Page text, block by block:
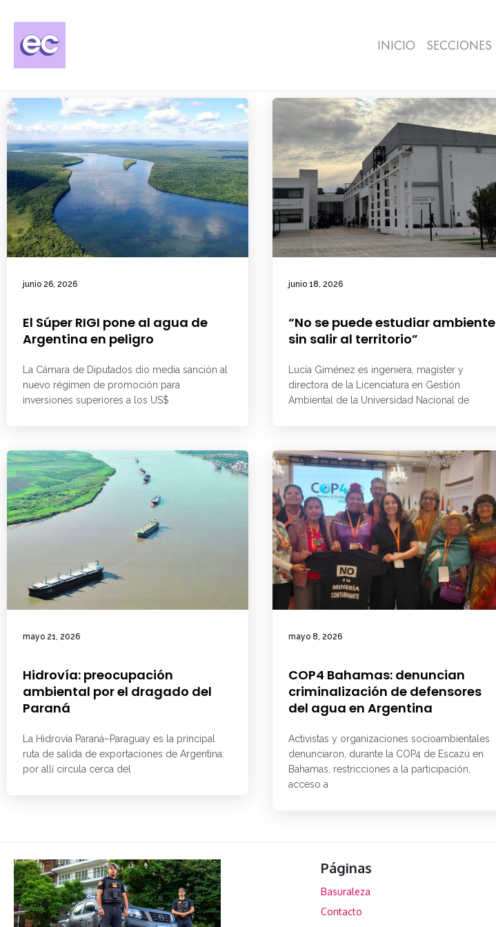
INICIO SECCIONES
junio 26, 2026
El Súper RIGI pone al agua de
Argentina en peligro
La Cámara de Diputados dio media sanción al
nuevo régimen de promoción para
inversiones superiores a los US$
junio 18, 2026
“No se puede estudiar ambiente
sin salir al territorio”
Lucía Giménez es ingeniera, magíster y
directora de la Licenciatura en Gestión
Ambiental de la Universidad Nacional de
mayo 21, 2026
Hidrovía: preocupación
ambiental por el dragado del
Paraná
La Hidrovía Paraná–Paraguay es la principal
ruta de salida de exportaciones de Argentina:
por allí circula cerca del
mayo 8, 2026
COP4 Bahamas: denuncian
criminalización de defensores
del agua en Argentina
Activistas y organizaciones socioambientales
denunciaron, durante la COP4 de Escazú en
Bahamas, restricciones a la participación,
acceso a
Páginas
Basuraleza
Contacto